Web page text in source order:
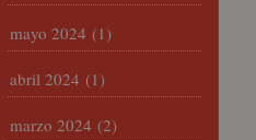
mayo 2024 (1)
abril 2024 (1)
marzo 2024 (2)